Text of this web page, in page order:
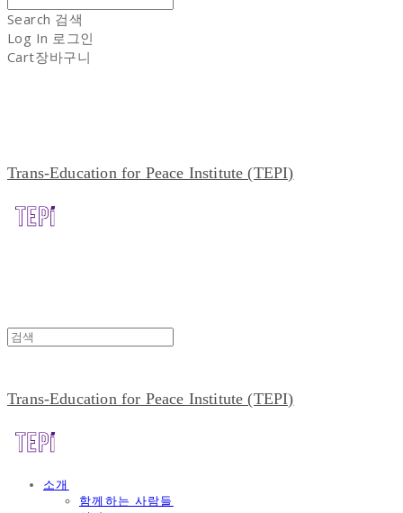
Search 검색
Log In 로그인
Cart장바구니
Trans-Education for Peace Institute (TEPI)
Trans-Education for Peace Institute (TEPI)
소개
함께하는 사람들